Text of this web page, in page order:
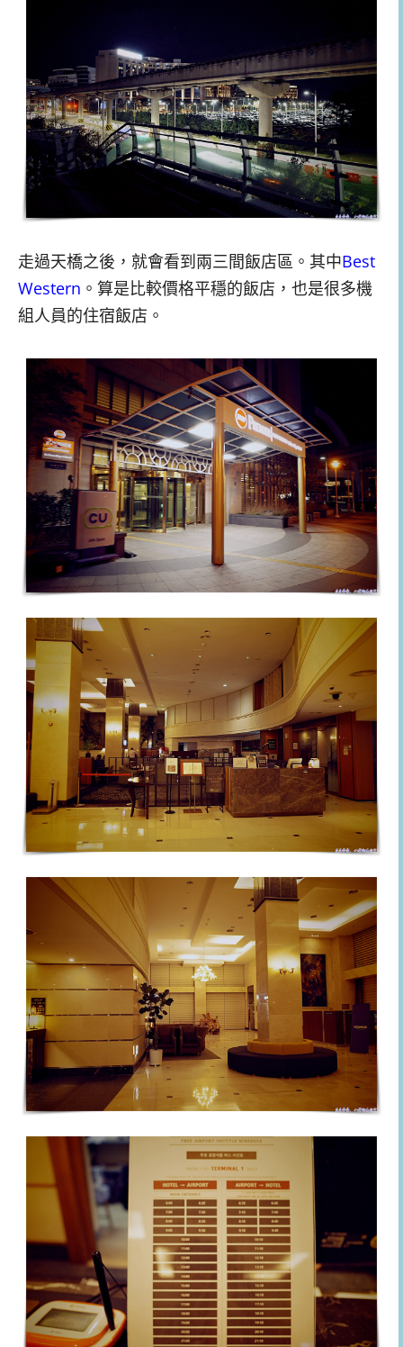
走過天橋之後，就會看到兩三間飯店區。其中Best
Western 。算是比較價格平穩的飯店，也是很多機
組人員的住宿飯店。